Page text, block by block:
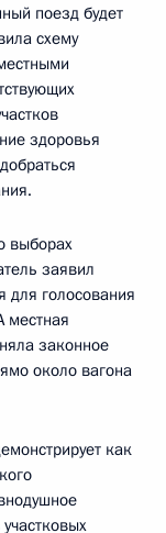
поезд будет
схему
здоровья
выборах
заявил
для голосования
местная
законное
около вагона
как